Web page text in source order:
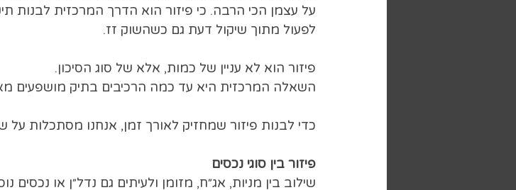
על עצמן הכי הרבה. כי פיזור הוא הדרך המרכזית לבנות
לפעול מתוך שיקול דעת גם כשהשוק זז.
פיזור הוא לא עניין של כמות, אלא של סוג הסיכון.
השאלה המרכזית היא עד כמה הרכיבים בתיק מושפעים
כדי לבנות פיזור שמחזיק לאורך זמן, אנחנו מסתכלות על
פיזור בין סוגי נכסים
שילוב בין מניות, אג״ח, מזומן ולעיתים גם נדל״ן או